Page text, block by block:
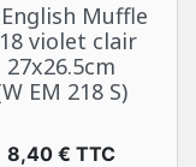
Muffle
violet clair
27x26.5cm
EM 218 S)
Prix
8,40 € TTC